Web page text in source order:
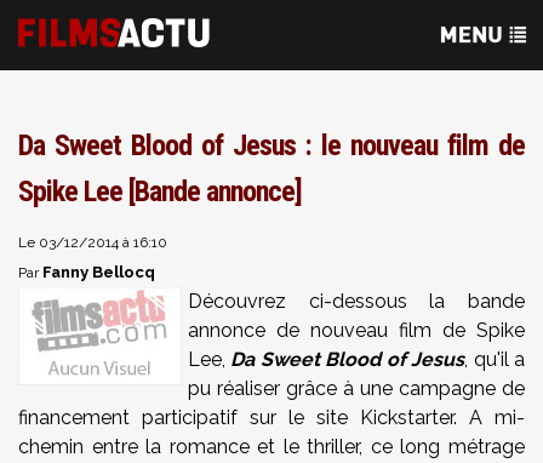
Da Sweet Blood of Jesus : le nouveau film de
Spike Lee [Bande annonce]
Le 03/12/2014 à 16:10
Par Fanny Bellocq
Découvrez ci-dessous la bande
annonce de nouveau film de Spike
Lee, Da Sweet Blood of Jesus, qu'il a
pu réaliser grâce à une campagne de
financement participatif sur le site Kickstarter. A mi-
chemin entre la romance et le thriller, ce long métrage